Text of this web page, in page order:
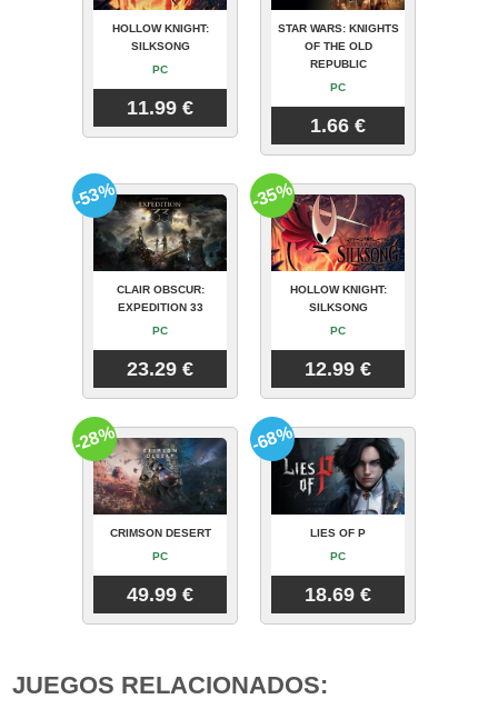
HOLLOW KNIGHT:
SILKSONG
PC
11.99 €
STAR WARS: KNIGHTS
OF THE OLD
REPUBLIC
PC
1.66 €
CLAIR OBSCUR:
EXPEDITION 33
PC
23.29 €
-53%
HOLLOW KNIGHT:
SILKSONG
PC
12.99 €
-35%
CRIMSON DESERT
PC
49.99 €
-28%
LIES OF P
PC
18.69 €
-68%
JUEGOS RELACIONADOS: